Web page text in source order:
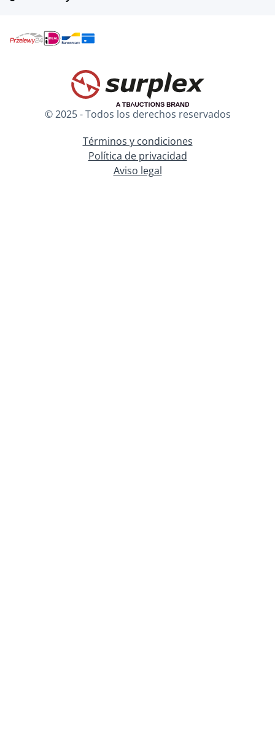
© 2025 - Todos los derechos reservados
Términos y condiciones
Política de privacidad
Aviso legal